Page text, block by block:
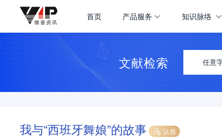
首页 产品服务 知识脉络
文献检索 任意
我与“西班牙舞娘”的故事 认领